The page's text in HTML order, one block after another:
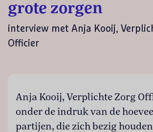
grote zorgen
interview met Anja Kooij,
Officier
Anja Kooij, Verplichte Zorg
onder de indruk van de
partijen, die zich bezig